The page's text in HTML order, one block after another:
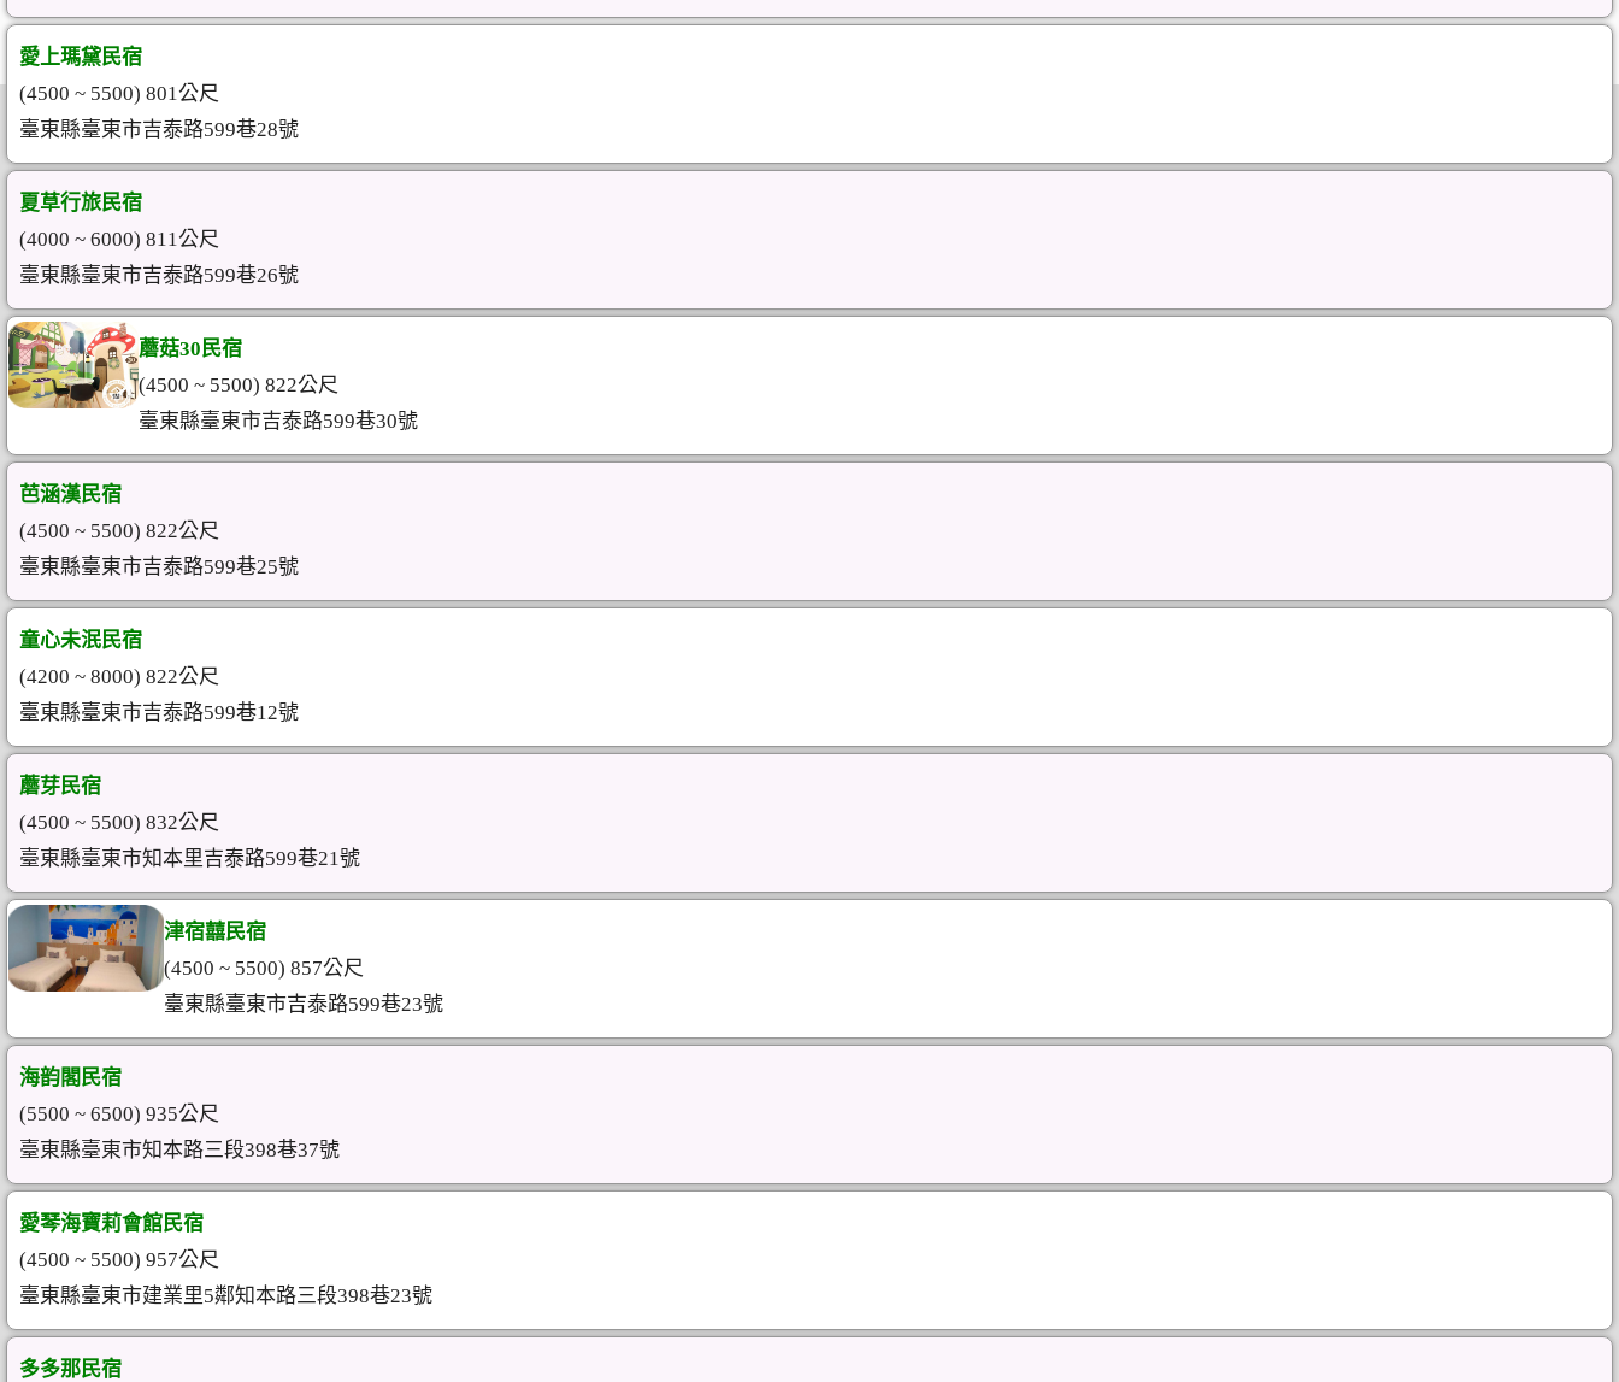
愛上瑪黛民宿
(4500 ~ 5500) 801公尺
臺東縣臺東市吉泰路599巷28號
夏草行旅民宿
(4000 ~ 6000) 811公尺
臺東縣臺東市吉泰路599巷26號
蘑菇30民宿
(4500 ~ 5500) 822公尺
臺東縣臺東市吉泰路599巷30號
芭涵漢民宿
(4500 ~ 5500) 822公尺
臺東縣臺東市吉泰路599巷25號
童心未泯民宿
(4200 ~ 8000) 822公尺
臺東縣臺東市吉泰路599巷12號
蘑芽民宿
(4500 ~ 5500) 832公尺
臺東縣臺東市知本里吉泰路599巷21號
津宿囍民宿
(4500 ~ 5500) 857公尺
臺東縣臺東市吉泰路599巷23號
海韵閣民宿
(5500 ~ 6500) 935公尺
臺東縣臺東市知本路三段398巷37號
愛琴海寶莉會館民宿
(4500 ~ 5500) 957公尺
臺東縣臺東市建業里5鄰知本路三段398巷23號
多多那民宿